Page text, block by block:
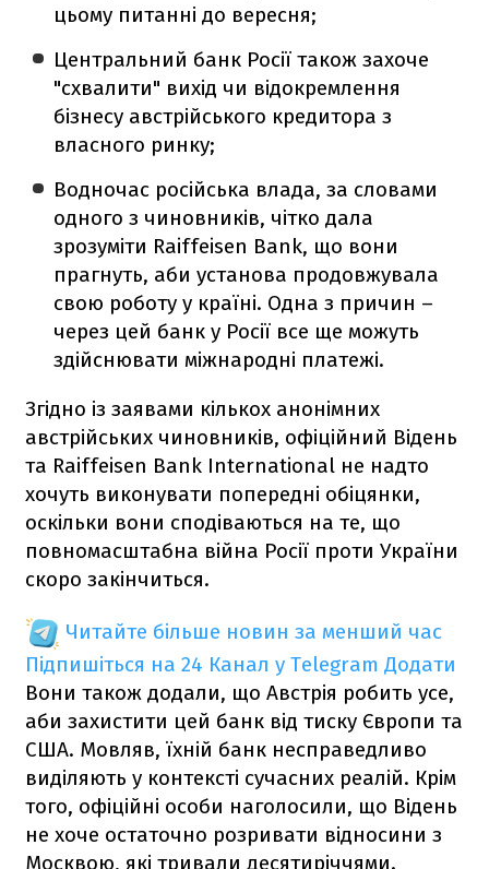
цьому питанні до вересня;
Центральний банк Росії також захоче
"схвалити" вихід чи відокремлення
бізнесу австрійського кредитора з
власного ринку;
Водночас російська влада, за словами
одного з чиновників, чітко дала
зрозуміти Raiffeisen Bank, що вони
прагнуть, аби установа продовжувала
свою роботу у країні. Одна з причин –
через цей банк у Росії все ще можуть
здійснювати міжнародні платежі.
Згідно із заявами кількох анонімних
австрійських чиновників, офіційний Відень
та Raiffeisen Bank International не надто
хочуть виконувати попередні обіцянки,
оскільки вони сподіваються на те, що
повномасштабна війна Росії проти України
скоро закінчиться.
Читайте більше новин за менший час
Підпишіться на 24 Канал у Telegram Додати
Вони також додали, що Австрія робить усе,
аби захистити цей банк від тиску Європи та
США. Мовляв, їхній банк несправедливо
виділяють у контексті сучасних реалій. Крім
того, офіційні особи наголосили, що Відень
не хоче остаточно розривати відносини з
Москвою, які тривали десятиріччями.